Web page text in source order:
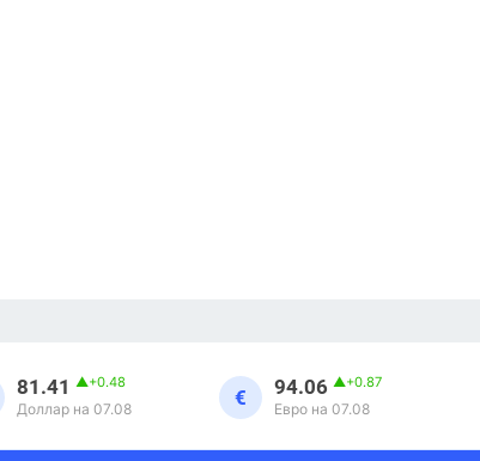
81.41 ▲+0.48
Доллар на 07.08 € 94.06 ▲+0.87
Евро на 07.08